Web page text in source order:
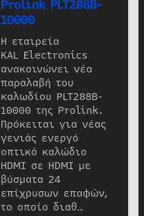
Prolink PLT288B-
10000
Η εταιρεία
KAL Electronics
ανακοινώνει νέα
παραλαβή του
καλωδίου PLT288B-
10000 της Prolink.
Πρόκειται για νέας
γενιάς ενεργό
οπτικό καλώδιο
HDMI σε HDMI με
βύσματα 24
επίχρυσων επαφών,
το οποίο διαθ…